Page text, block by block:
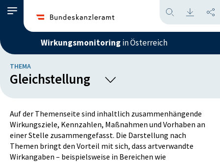
Wirkungsmonitoring in Österreich
THEMA
Gleichstellung
Bildung
Energie, Infrastruktur und Mobilität
Auf der Themenseite sind inhaltlich zusammenhängende
Wirkungsziele, Kennzahlen, Maßnahmen und Vorhaben an
einer Stelle zusammengefasst. Die Darstellung nach
Themen bringt den Vorteil mit sich, dass artverwandte
Wirkangaben – beispielsweise in Bereichen wie